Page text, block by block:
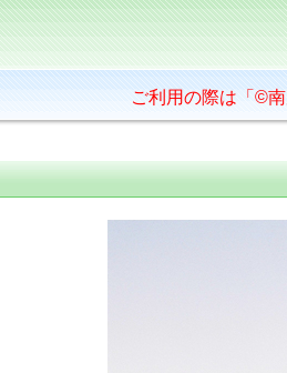
ご利用の際は「©